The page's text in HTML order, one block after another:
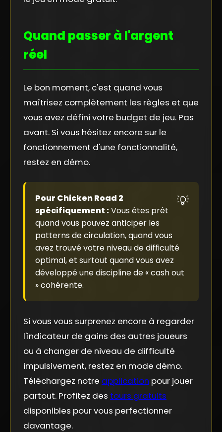
Quand passer à l'argent
réel
Le bon moment, c'est quand vous
maîtrisez complètement les règles et que
vous avez défini votre budget de jeu. Pas
avant. Si vous hésitez encore sur le
fonctionnement d'une fonctionnalité,
restez en démo.
Pour Chicken Road 2
spécifiquement :Vous êtes prêt
quand vous pouvez anticiper les
patterns de circulation, quand vous
avez trouvé votre niveau de difficulté
optimal, et surtout quand vous avez
développé une discipline de « cash out
» cohérente.
Si vous vous surprenez encore à regarder
l'indicateur de gains des autres joueurs
ou à changer de niveau de difficulté
impulsivement, restez en mode démo.
Téléchargez notre application pour jouer
partout. Profitez des tours gratuits
disponibles pour vous perfectionner
davantage.